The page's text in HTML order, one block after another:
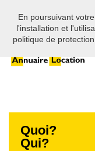
Bienvenue sur
Quoi?
Qui?
En poursuivant
l'installation et
politique de